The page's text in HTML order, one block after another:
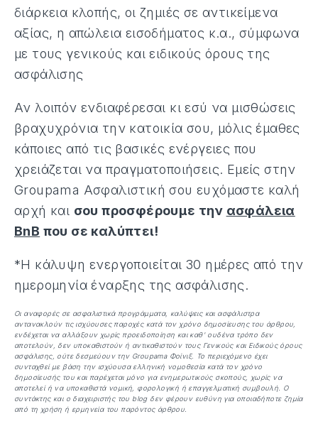
διάρκεια κλοπής, οι ζημιές σε αντικείμενα
αξίας, η απώλεια εισοδήματος κ.α., σύμφωνα
με τους γενικούς και ειδικούς όρους της
ασφάλισης
Αν λοιπόν ενδιαφέρεσαι κι εσύ να μισθώσεις
βραχυχρόνια την κατοικία σου, μόλις έμαθες
κάποιες από τις βασικές ενέργειες που
χρειάζεται να πραγματοποιήσεις. Εμείς στην
Groupama Ασφαλιστική σου ευχόμαστε καλή
αρχή και σου προσφέρουμε την ασφάλεια
BnB που σε καλύπτει!
*Η κάλυψη ενεργοποιείται 30 ημέρες από την
ημερομηνία έναρξης της ασφάλισης.
Οι αναφορές σε ασφαλιστικά προγράμματα, καλύψεις και ασφάλιστρα
αντανακλούν τις ισχύουσες παροχές κατά τον χρόνο δημοσίευσης του άρθρου,
ενδέχεται να αλλάξουν χωρίς προειδοποίηση και καθ' ουδένα τρόπο δεν
αποτελούν, δεν υποκαθιστούν ή αντικαθιστούν τους Γενικούς και Ειδικούς όρους
ασφάλισης, ούτε δεσμεύουν την Groupama Φοίνιξ. Το περιεχόμενο έχει
συνταχθεί με βάση την ισχύουσα ελληνική νομοθεσία κατά τον χρόνο
δημοσίευσής του και παρέχεται μόνο για ενημερωτικούς σκοπούς, χωρίς να
αποτελεί ή να υποκαθιστά νομική, φορολογική ή επαγγελματική συμβουλή. Ο
συντάκτης και ο διαχειριστής του blog δεν φέρουν ευθύνη για οποιαδήποτε ζημία
από τη χρήση ή ερμηνεία του παρόντος άρθρου.